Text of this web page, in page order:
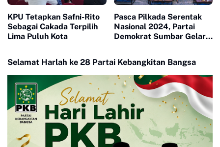
KPU Tetapkan Safni-Rito
Sebagai Cakada Terpilih
Lima Puluh Kota
Pasca Pilkada Serentak
Nasional 2024, Partai
Demokrat Sumbar Gelar
Selamat Harlah ke 28 Partai Kebangkitan Bangsa